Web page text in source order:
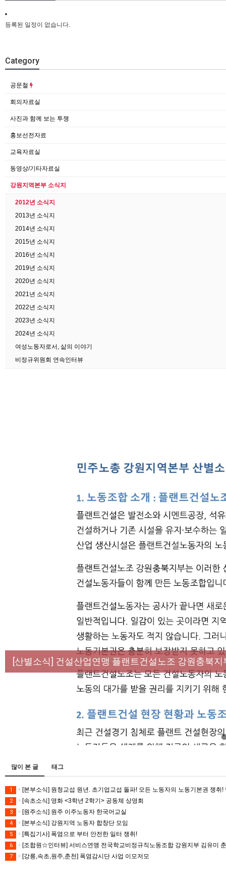
등록된 일정이 없습니다.
Category
공문철
회의자료실
사진과 함께 보는 투쟁
홍보선전자료
교육자료실
동영상/기타자료실
강원지역본부 소식지
2012년 소식지
2013년 소식지
2014년 소식지
2015년 소식지
2016년 소식지
2019년 소식지
2020년 소식지
2021년 소식지
2022년 소식지
2023년 소식지
2024년 소식지
여성노동자로서, 삶의 이야기
비정규위원회 연속인터뷰
[성명] 막을 수 있었던 죽음, HL만도가 책임져라 : 청
[산별소식] 건설산업연맹 플랜트건설노조 강원충북지
[강릉,속초,원주,춘천] 폭염감시단 사업 이모저모
[조합원☆인터뷰] 서비스연맹 전국학교비정규직노동
[본부소식] 강원지역 노동자 합창단 모임
많이 본 글 태그
1 [본부소식] 원청교섭 원년. 초기업교섭 돌파! 모든 노동자의 노동기본권 쟁취
2 [속초소식] 영화 <3학년 2학기> 공동체 상영회
3 [원주소식] 원주 이주노동자 한국어교실
4 [본부소식] 강원지역 노동자 합창단 모임
5 [특집기사] 폭염으로 부터 안전한 일터 쟁취!
6 [조합원☆인터뷰] 서비스연맹 전국학교비정규직노동조합 강원지부 김유미
7 [강릉,속초,원주,춘천] 폭염감시단 사업 이모저모